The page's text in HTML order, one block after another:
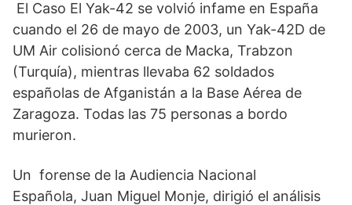
El Caso El Yak-42 se volvió infame en España
cuando el 26 de mayo de 2003, un Yak-42D de
UM Air colisionó cerca de Macka, Trabzon
(Turquía), mientras llevaba 62 soldados
españolas de Afganistán a la Base Aérea de
Zaragoza. Todas las 75 personas a bordo
murieron.
Un forense de la Audiencia Nacional
Española, Juan Miguel Monje, dirigió el análisis